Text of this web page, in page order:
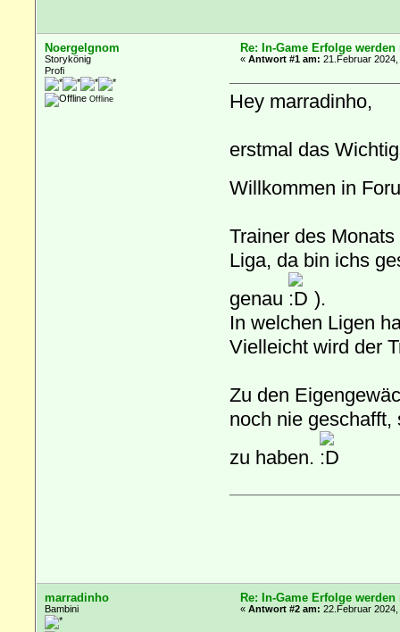
Noergelgnom
Storykönig
Profi
Offline
Re: In-Game Erfolge
«Antwort #1 am: 21.Februar
Hey marradinho,
erstmal das
Willkommen in
Trainer des
Liga, da bin ichs
genau
).
In welchen Ligen
Vielleicht wird der
Zu den
noch nie
zu haben.
marradinho
Bambini
Re: In-Game Erfolge
«Antwort #2 am: 22.Februar